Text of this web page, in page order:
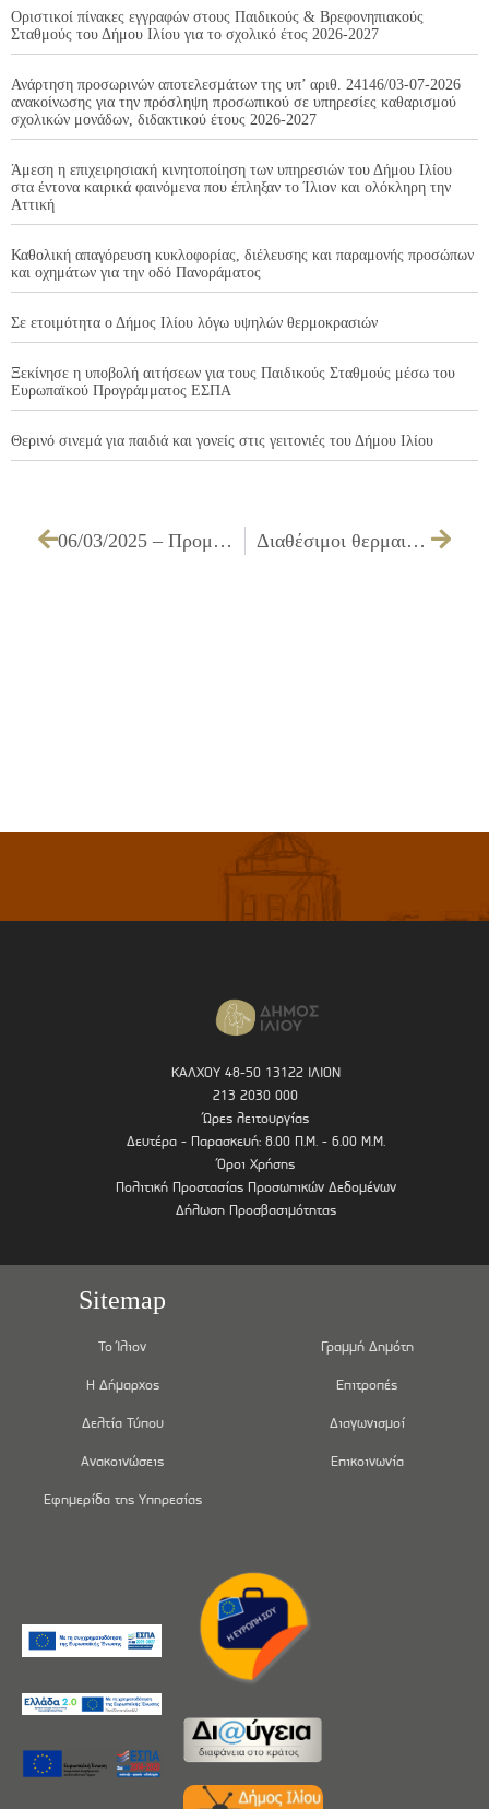
Οριστικοί πίνακες εγγραφών στους Παιδικούς & Βρεφονηπιακούς
Σταθμούς του Δήμου Ιλίου για το σχολικό έτος 2026-2027
Ανάρτηση προσωρινών αποτελεσμάτων της υπ’ αριθ. 24146/03-07-2026
ανακοίνωσης για την πρόσληψη προσωπικού σε υπηρεσίες καθαρισμού
σχολικών μονάδων, διδακτικού έτους 2026-2027
Άμεση η επιχειρησιακή κινητοποίηση των υπηρεσιών του Δήμου Ιλίου
στα έντονα καιρικά φαινόμενα που έπληξαν το Ίλιον και ολόκληρη την
Αττική
Καθολική απαγόρευση κυκλοφορίας, διέλευσης και παραμονής προσώπων
και οχημάτων για την οδό Πανοράματος
Σε ετοιμότητα ο Δήμος Ιλίου λόγω υψηλών θερμοκρασιών
Ξεκίνησε η υποβολή αιτήσεων για τους Παιδικούς Σταθμούς μέσω του
Ευρωπαϊκού Προγράμματος ΕΣΠΑ
Θερινό σινεμά για παιδιά και γονείς στις γειτονιές του Δήμου Ιλίου
06/03/2025 – Προμήθεια και τοποθέτηση στεγάστρων για την αναβάθμιση των στάσεων, με στόχο την εξυπηρέτηση του επιβατικού κοινού του Δήμου Ιλίου Διαθέσιμοι θερμαινόμενοι χώροι του Δήμου Ιλίου
ΚΑΛΧΟΥ 48-50 13122 ΙΛΙΟΝ
213 2030 000
Ώρες λειτουργίας
Δευτέρα - Παρασκευή: 8.00 Π.Μ. - 6.00 Μ.Μ.
Όροι Χρήσης
Πολιτική Προστασίας Προσωπικών Δεδομένων
Δήλωση Προσβασιμότητας
Sitemap
Το Ίλιον
Η Δήμαρχος
Δελτία Τύπου
Ανακοινώσεις
Εφημερίδα της Υπηρεσίας
Γραμμή Δημότη
Επιτροπές
Διαγωνισμοί
Επικοινωνία